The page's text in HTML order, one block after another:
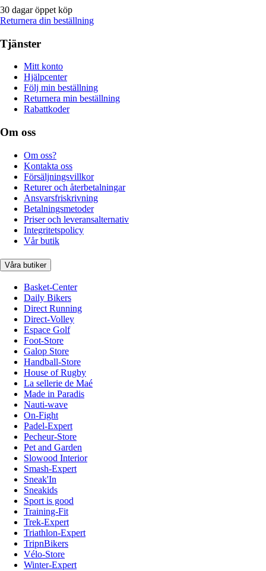
30 dagar öppet köp
Returnera din beställning
Tjänster
Mitt konto
Hjälpcenter
Följ min beställning
Returnera min beställning
Rabattkoder
Om oss
Om oss?
Kontakta oss
Försäljningsvillkor
Returer och återbetalningar
Ansvarsfriskrivning
Betalningsmetoder
Priser och leveransalternativ
Integritetspolicy
Vår butik
Våra butiker
Basket-Center
Daily Bikers
Direct Running
Direct-Volley
Espace Golf
Foot-Store
Galop Store
Handball-Store
House of Rugby
La sellerie de Maé
Made in Paradis
Nauti-wave
On-Fight
Padel-Expert
Pecheur-Store
Pet and Garden
Slowood Interior
Smash-Expert
Sneak'In
Sneakids
Sport is good
Training-Fit
Trek-Expert
Triathlon-Expert
TripnBikers
Vélo-Store
Winter-Expert